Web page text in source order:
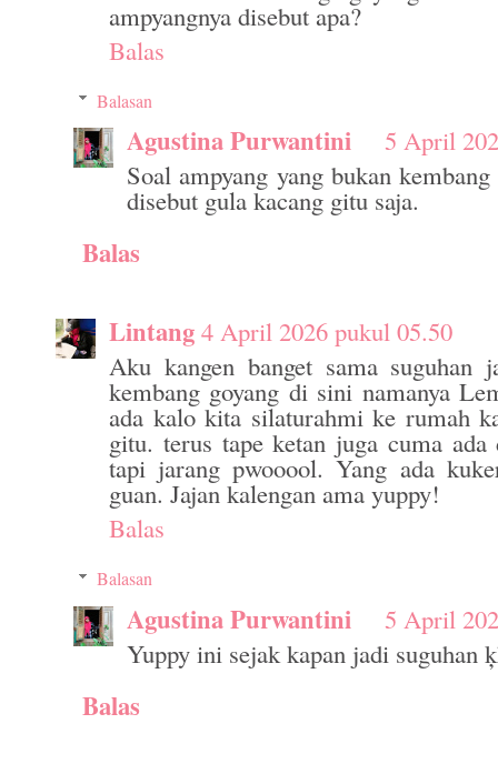
ampyangnya disebut apa?
Balas
Balasan
Agustina Purwantini
5 April
Soal ampyang yang bukan
disebut gula kacang gitu saja.
Balas
Lintang 4 April 2026 pukul 05.50
Aku kangen banget sama suguhan
kembang goyang di sini namanya
ada kalo kita silaturahmi ke rumah
gitu. terus tape ketan juga cuma ada
tapi jarang pwooool. Yang ada
guan. Jajan kalengan ama yuppy!
Balas
Balasan
Agustina Purwantini
5 April
Yuppy ini sejak kapan jadi suguhan
Balas